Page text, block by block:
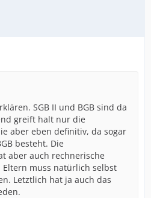
SGB II und BGB sind da
greift halt nur die
aber eben definitiv, da sogar
besteht. Die
aber auch rechnerische
Eltern muss natürlich selbst
Letztlich hat ja auch das